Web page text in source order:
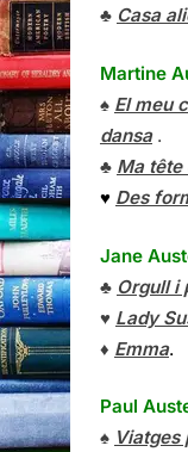
♣ Casa
Martine
♠ El meu
dansa.
♣ Ma tête
♥ Des
Jane
♣ Orgull i
♥ Lady
♦ Emma.
Paul
♠ Viatges